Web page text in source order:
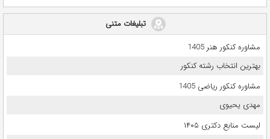
تبلیغات متنی
مشاوره کنکور هنر 1405
بهترین انتخاب رشته کنکور
مشاوره کنکور ریاضی 1405
مهدی یحیوی
لیست منابع دکتری ۱۴۰۵